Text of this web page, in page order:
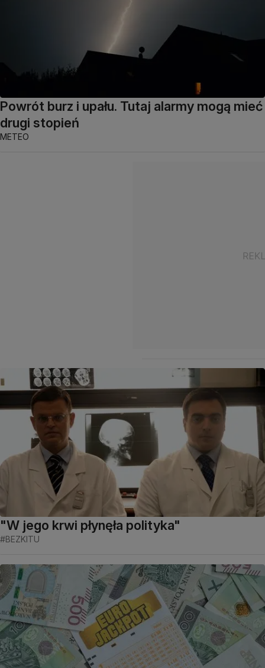
Powrót burz i upału. Tutaj alarmy mogą mieć
drugi stopień
METEO
"W jego krwi płynęła polityka"
#BEZKITU